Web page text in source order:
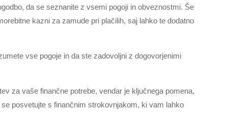
da se seznanite z vsemi pogoji in obveznostmi. Še
kazni za zamude pri plačilih, saj lahko te dodatno
vse pogoje in da ste zadovoljni z dogovorjenimi
za vaše finančne potrebe, vendar je ključnega pomena,
posvetujte s finančnim strokovnjakom, ki vam lahko